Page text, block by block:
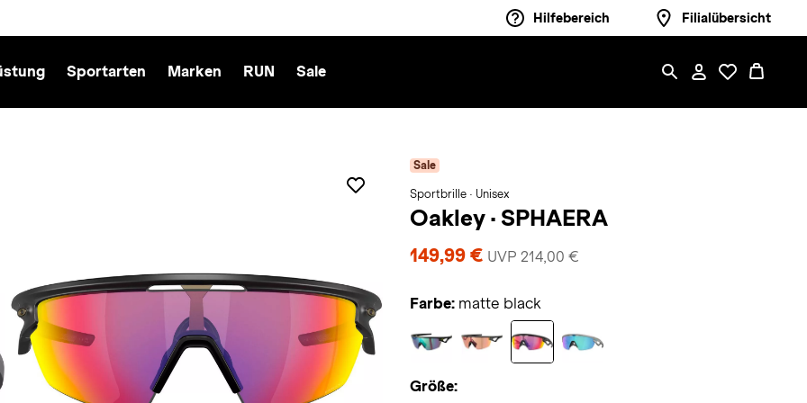
Hilfebereich Filialübersicht
Sportarten Marken RUN Sale
Sale
Sportbrille · Unisex
Oakley · SPHAERA
149,99 € UVP 214,00 €
Farbe: matte black
Größe: